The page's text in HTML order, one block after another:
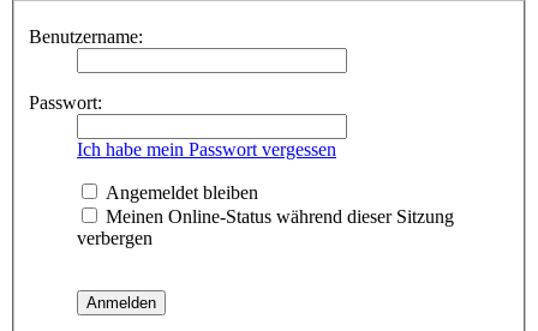
Benutzername:
Passwort:
Ich habe mein Passwort vergessen
Angemeldet bleiben
Meinen Online-Status während dieser Sitzung
verbergen